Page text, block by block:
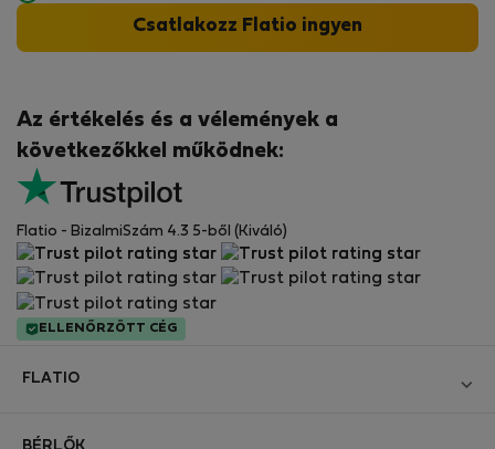
Az értékelés és a vélemények a
következőkkel működnek:
Flatio - BizalmiSzám 4.3 5-ből (Kiváló)
ELLENŐRZÖTT CÉG
Csatlakozz Flatio ingyen
FLATIO
BÉRLŐK